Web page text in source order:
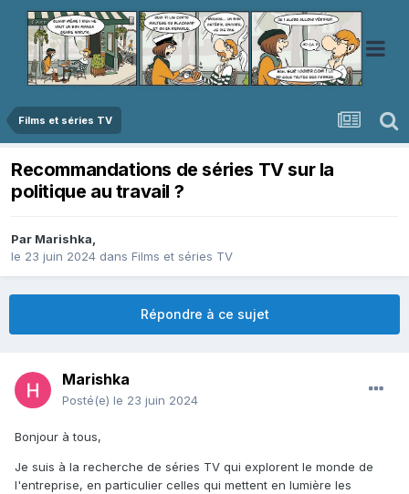
Films et séries TV
Recommandations de séries TV sur la
politique au travail ?
Par Marishka,
le 23 juin 2024 dans Films et séries TV
Répondre à ce sujet
Marishka
Posté(e) le 23 juin 2024
Bonjour à tous,
Je suis à la recherche de séries TV qui explorent le monde de
l'entreprise, en particulier celles qui mettent en lumière les